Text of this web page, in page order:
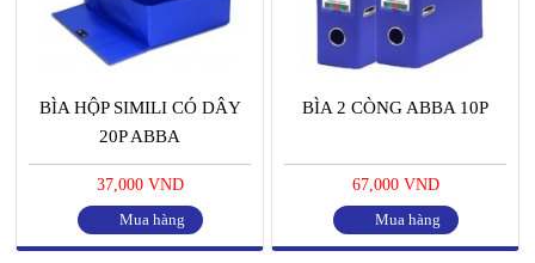
BÌA HỘP SIMILI CÓ DÂY
20P ABBA
37,000 VND
Mua hàng
BÌA 2 CÒNG ABBA 10P
67,000 VND
Mua hàng